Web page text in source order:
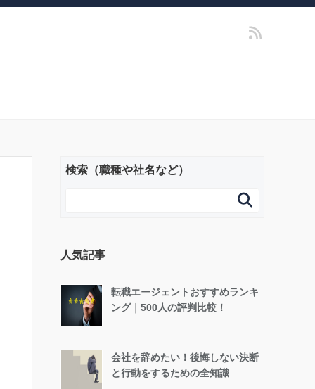
検索（職種や社名など）

人気記事
転職エージェントおすすめランキ
ング｜500人の評判比較！
会社を辞めたい！後悔しない決断
と行動をするための全知識